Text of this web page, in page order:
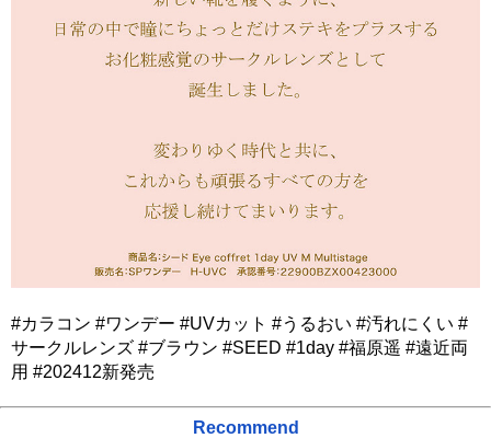
#カラコン #ワンデー #UVカット #うるおい #汚れにくい #
サークルレンズ #ブラウン #SEED #1day #福原遥 #遠近両
用 #202412新発売
Recommend